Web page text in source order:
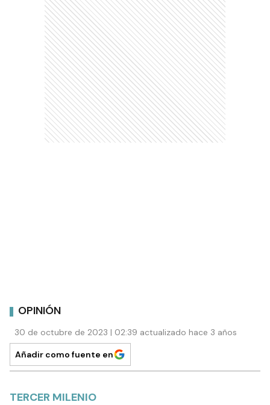
OPINIÓN
30 de octubre de 2023 | 02:39 actualizado hace 3 años
Añadir como fuente en
TERCER MILENIO